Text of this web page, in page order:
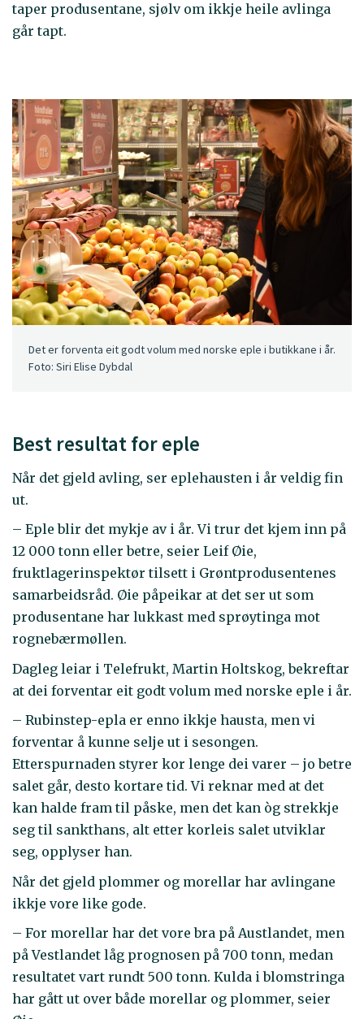
taper produsentane, sjølv om ikkje heile avlinga
går tapt.
Det er forventa eit godt volum med norske eple i butikkane i år.
Foto: Siri Elise Dybdal
Best resultat for eple
Når det gjeld avling, ser eplehausten i år veldig fin
ut.
– Eple blir det mykje av i år. Vi trur det kjem inn på
12 000 tonn eller betre, seier Leif Øie,
fruktlagerinspektør tilsett i Grøntprodusentenes
samarbeidsråd. Øie påpeikar at det ser ut som
produsentane har lukkast med sprøytinga mot
rognebærmøllen.
Dagleg leiar i Telefrukt, Martin Holtskog, bekreftar
at dei forventar eit godt volum med norske eple i år.
– Rubinstep-epla er enno ikkje hausta, men vi
forventar å kunne selje ut i sesongen.
Etterspurnaden styrer kor lenge dei varer – jo betre
salet går, desto kortare tid. Vi reknar med at det
kan halde fram til påske, men det kan òg strekkje
seg til sankthans, alt etter korleis salet utviklar
seg, opplyser han.
Når det gjeld plommer og morellar har avlingane
ikkje vore like gode.
– For morellar har det vore bra på Austlandet, men
på Vestlandet låg prognosen på 700 tonn, medan
resultatet vart rundt 500 tonn. Kulda i blomstringa
har gått ut over både morellar og plommer, seier